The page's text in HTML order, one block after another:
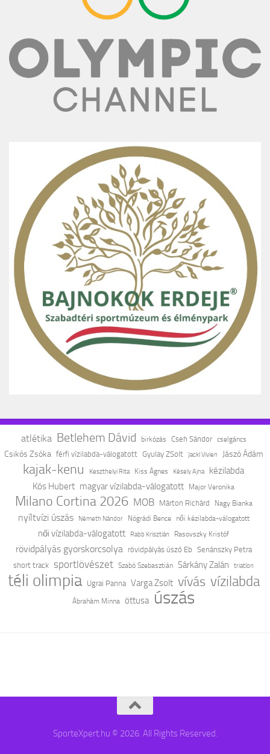
atlétika Betlehem Dávid birkózás Cseh Sándor cselgáncs
Csikós Zsóka férfi vízilabda-válogatott Gyulay ZSolt Jackl Vivien Jászó Ádám
kajak-kenu Keszthelyi Rita Kiss Ágnes Késely Ajna
kézilabda
Kós Hubert magyar vízilabda-válogatott Major Veronika
Milano Cortina 2026 MOB Márton Richárd Nagy Bianka
nyíltvízi úszás Németh Nándor Nógrádi Bence női kézilabda-válogatott
női vízilabda-válogatott Rabb Krisztián Rasovszky Kristóf
rövidpályás gyorskorcsolya rövidpályás úszó Eb Senánszky Petra
short track sportlövészet Szabó Szebasztián Sárkány Zalán triatlon
téli olimpia Ugrai Panna Varga Zsolt vívás vízilabda
Ábrahám Minna öttusa úszás
SporteXpert.hu © 2026. All Rights Reserved.